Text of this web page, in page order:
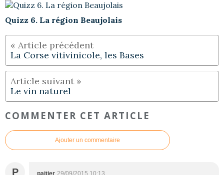
Quizz 6. La région Beaujolais
La Corse vitivinicole, les Bases
Le vin naturel
COMMENTER CET ARTICLE
Ajouter un commentaire
P paitier 29/09/2015 10:13